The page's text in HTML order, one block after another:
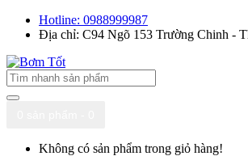
Hotline: 0988999987
Địa chỉ: C94 Ngõ 153 Trường Chinh -
Không có sản phẩm trong giỏ hàng!